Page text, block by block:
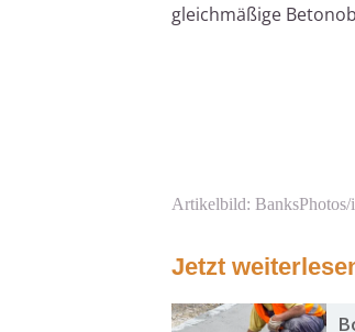
gleichmäßige
Artikelbild: BanksPhotos/
Jetzt